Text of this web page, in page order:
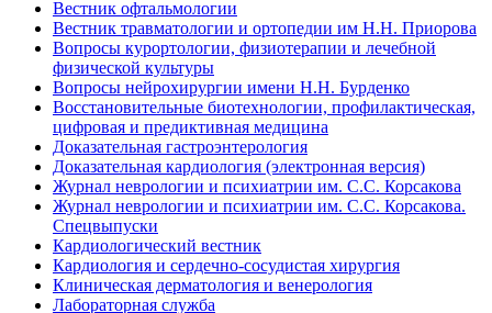
Вестник офтальмологии
Вестник травматологии и ортопедии им Н.Н. Приорова
Вопросы курортологии, физиотерапии и лечебной
физической культуры
Вопросы нейрохирургии имени Н.Н. Бурденко
Восстановительные биотехнологии, профилактическая,
цифровая и предиктивная медицина
Доказательная гастроэнтерология
Доказательная кардиология (электронная версия)
Журнал неврологии и психиатрии им. С.С. Корсакова
Журнал неврологии и психиатрии им. С.С. Корсакова.
Спецвыпуски
Кардиологический вестник
Кардиология и сердечно-сосудистая хирургия
Клиническая дерматология и венерология
Лабораторная служба